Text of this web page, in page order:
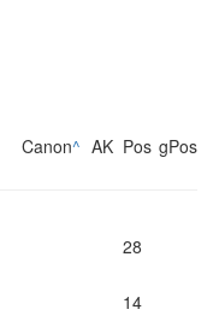
Canon^ AK Pos gPos
28
14